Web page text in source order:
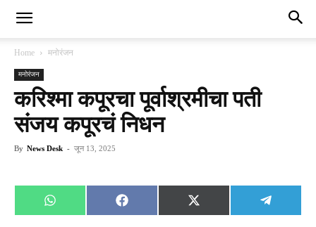
Home मनोरंजन
मनोरंजन
करिश्मा कपूरचा पूर्वाश्रमीचा पती
संजय कपूरचं निधन
By News Desk - जून 13, 2025
Share
on
WhatsApp
Share
on
Facebook
Share
on
X
(Twitter)
Share
on